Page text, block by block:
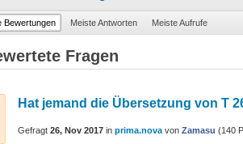
Bewertungen Meiste Antworten Meiste Aufrufe
Fragen
Hat jemand die Übersetzung von T
Gefragt 26, Nov 2017 in prima.nova von Zamasu (140